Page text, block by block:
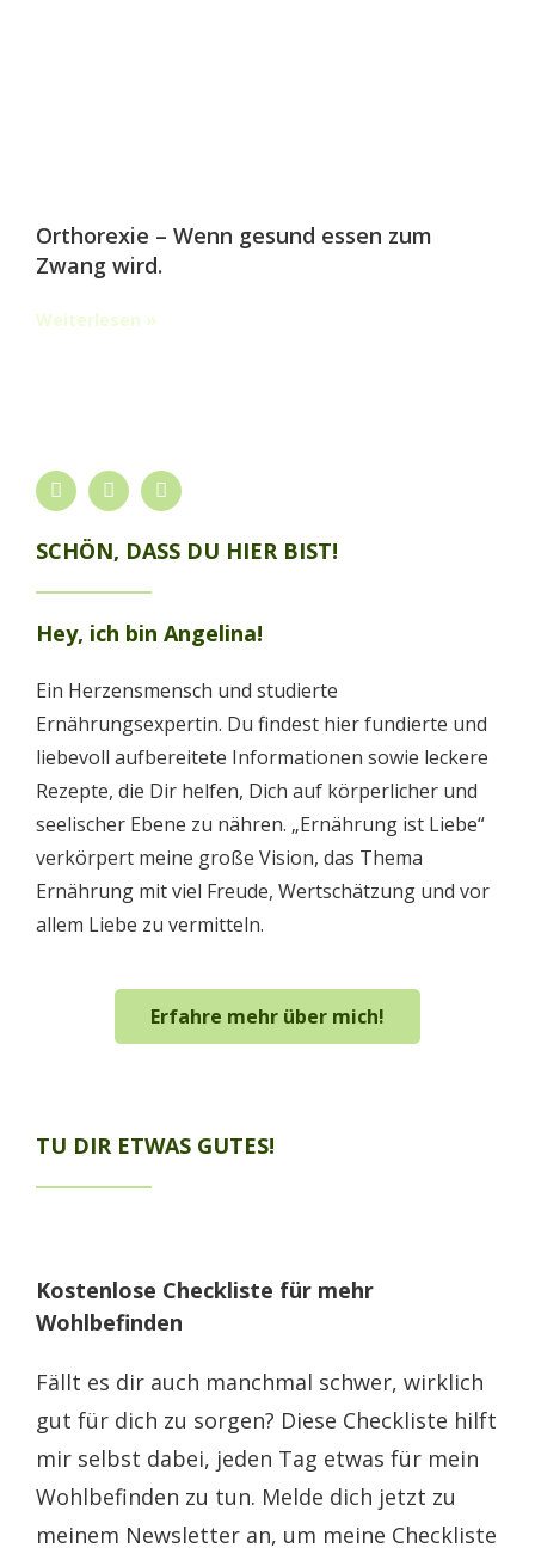
Orthorexie – Wenn gesund essen zum
Zwang wird.
Weiterlesen »
SCHÖN, DASS DU HIER BIST!
Hey, ich bin Angelina!
Ein Herzensmensch und studierte
Ernährungsexpertin. Du findest hier fundierte und
liebevoll aufbereitete Informationen sowie leckere
Rezepte, die Dir helfen, Dich auf körperlicher und
seelischer Ebene zu nähren. „Ernährung ist Liebe“
verkörpert meine große Vision, das Thema
Ernährung mit viel Freude, Wertschätzung und vor
allem Liebe zu vermitteln.
Erfahre mehr über mich!
TU DIR ETWAS GUTES!
Kostenlose Checkliste für mehr
Wohlbefinden
Fällt es dir auch manchmal schwer, wirklich
gut für dich zu sorgen? Diese Checkliste hilft
mir selbst dabei, jeden Tag etwas für mein
Wohlbefinden zu tun. Melde dich jetzt zu
meinem Newsletter an, um meine Checkliste